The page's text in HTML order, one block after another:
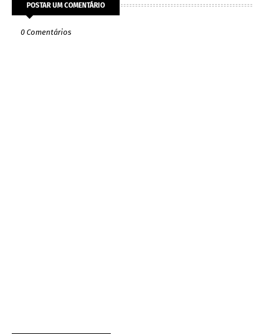
POSTAR UM COMENTÁRIO
0 Comentários